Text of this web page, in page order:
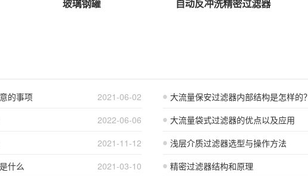
玻璃钢罐 自动反冲洗精密过滤器
2021-06-02
的事项
大流量保安过滤器内部结构是怎样的？
2022-06-06
大流量袋式过滤器的优点以及应用
2021-11-12
浅层介质过滤器选型与操作方法
2021-03-10
什么 精密过滤器结构和原理